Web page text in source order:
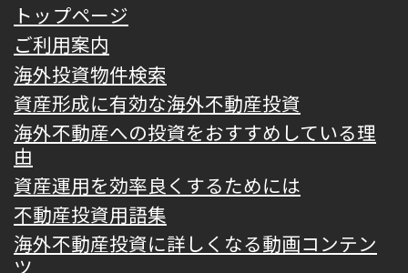
トップページ
ご利用案内
海外投資物件検索
資産形成に有効な海外不動産投資
海外不動産への投資をおすすめしている理
由
資産運用を効率良くするためには
不動産投資用語集
海外不動産投資に詳しくなる動画コンテン
ツ